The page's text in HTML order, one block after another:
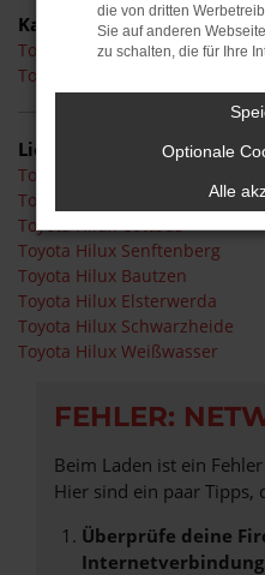
Kategorie
Toyota Hilux Neuwagen
Toyota Hilux Tageszulassung
Lieferservice
Toyota Hilux Kamenz
Toyota Hilux Hoyerswerda
Toyota Hilux Cottbus
Toyota Hilux Senftenberg
Toyota Hilux Bautzen
Toyota Hilux Elsterwerda
Toyota Hilux Schwarzheide
Toyota Hilux Weißwasser
FEHLER:
Beim Laden ist ein
Hier sind ein paar Tipps,
Überprüfe deine
die von dritten
Sie auf anderen
zu schalten, die für Ihre
Optionale
Alle